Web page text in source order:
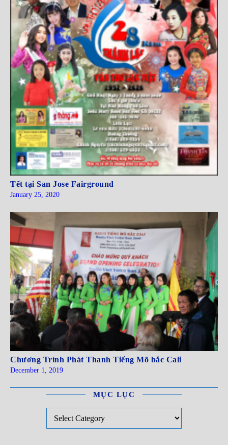
Tết tại San Jose Fairground
January 25, 2020
Chương Trình Phát Thanh Tiếng Mõ bắc Cali
December 1, 2019
MỤC LỤC